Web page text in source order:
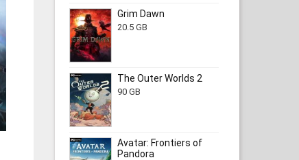
Grim Dawn
20.5 GB
The Outer Worlds 2
90 GB
Avatar: Frontiers of
Pandora